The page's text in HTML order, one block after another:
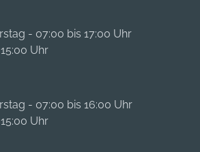
- 07:00 bis 17:00 Uhr
Uhr
- 07:00 bis 16:00 Uhr
Uhr